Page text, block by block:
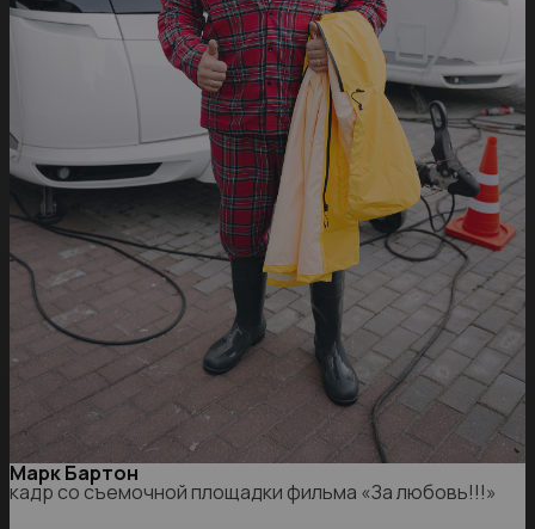
Марк Бартон
кадр со съемочной площадки фильма «За любовь!!!»